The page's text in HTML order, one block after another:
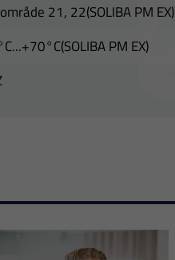
21, 22(SOLIBA PM EX)
PM EX)